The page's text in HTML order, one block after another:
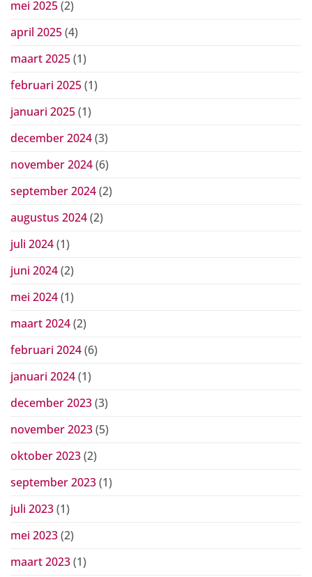
mei 2025(2)
april 2025(4)
maart 2025(1)
februari 2025(1)
januari 2025(1)
december 2024(3)
november 2024(6)
september 2024(2)
augustus 2024(2)
juli 2024(1)
juni 2024(2)
mei 2024(1)
maart 2024(2)
februari 2024(6)
januari 2024(1)
december 2023(3)
november 2023(5)
oktober 2023(2)
september 2023(1)
juli 2023(1)
mei 2023(2)
maart 2023(1)